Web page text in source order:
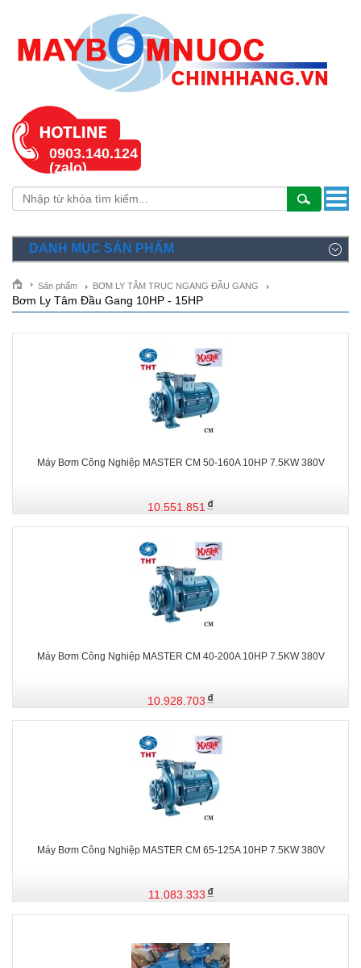
0903.140.124
(zalo)
DANH MỤC SẢN PHẨM
Sản phẩm BƠM LY TÂM TRỤC NGANG ĐẦU GANG
Bơm Ly Tâm Đầu Gang 10HP - 15HP
Máy Bơm Công Nghiệp MASTER CM 50-160A 10HP 7.5KW 380V
10.551.851
Máy Bơm Công Nghiệp MASTER CM 40-200A 10HP 7.5KW 380V
10.928.703
Máy Bơm Công Nghiệp MASTER CM 65-125A 10HP 7.5KW 380V
11.083.333